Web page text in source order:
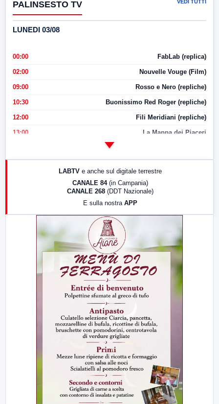
PALINSESTO TV VEDI TUTTI
LUNEDI 03/08
00:00 FabLab (replica)
02:00 Nouvelle Vouge (Film)
09:00 Rosso e Nero (repliche)
10:30 Buonissimo Red Roger (repliche)
12:00 Fili Meridiani (repliche)
13:00 La Mappa dei Piaceri
LABTV e anche sul digitale terrestre
CANALE 84 (in Campania)
CANALE 268 (DDT Nazionale)
E sulla nostra APP